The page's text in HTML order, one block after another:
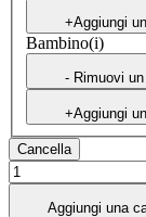
+Aggiungi
Bambino(i)
- Rimuovi
+Aggiungi
Cancella
Aggiungi una